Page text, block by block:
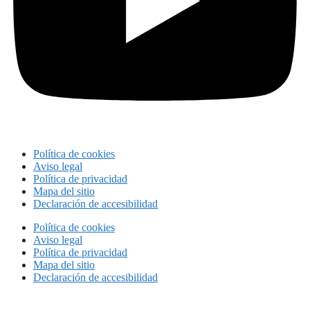
Política de cookies
Aviso legal
Política de privacidad
Mapa del sitio
Declaración de accesibilidad
Política de cookies
Aviso legal
Política de privacidad
Mapa del sitio
Declaración de accesibilidad